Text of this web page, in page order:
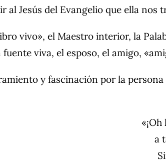
al Jesús del Evangelio que ella
vivo», el Maestro interior, la
viva, el esposo, el amigo,
y fascinación por la
a